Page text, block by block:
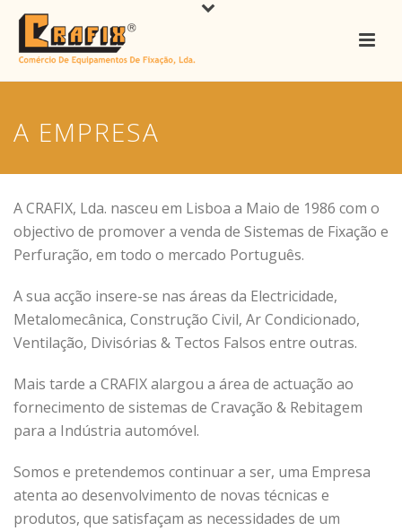
A EMPRESA
A CRAFIX, Lda. nasceu em Lisboa a Maio de 1986 com o
objectivo de promover a venda de Sistemas de Fixação e
Perfuração, em todo o mercado Português.
A sua acção insere-se nas áreas da Electricidade,
Metalomecânica, Construção Civil, Ar Condicionado,
Ventilação, Divisórias & Tectos Falsos entre outras.
Mais tarde a CRAFIX alargou a área de actuação ao
fornecimento de sistemas de Cravação & Rebitagem
para a Indústria automóvel.
Somos e pretendemos continuar a ser, uma Empresa
atenta ao desenvolvimento de novas técnicas e
produtos, que satisfaçam as necessidades de um